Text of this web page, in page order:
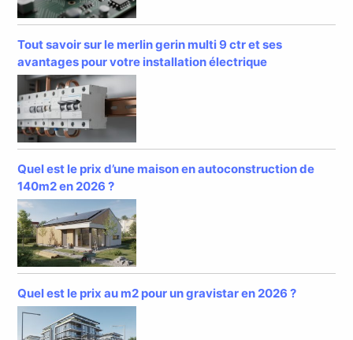
Tout savoir sur le merlin gerin multi 9 ctr et ses
avantages pour votre installation électrique
Quel est le prix d’une maison en autoconstruction de
140m2 en 2026 ?
Quel est le prix au m2 pour un gravistar en 2026 ?